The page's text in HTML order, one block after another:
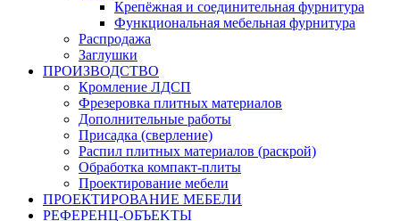
Крепёжная и соединительная фурнитура
Функциональная мебельная фурнитура
Распродажа
Заглушки
ПРОИЗВОДСТВО
Кромление ЛДСП
Фрезеровка плитных материалов
Дополнительные работы
Присадка (сверление)
Распил плитных материалов (раскрой)
Обработка компакт-плиты
Проектирование мебели
ПРОЕКТИРОВАНИЕ МЕБЕЛИ
РЕФЕРЕНЦ-ОБЪЕKТЫ